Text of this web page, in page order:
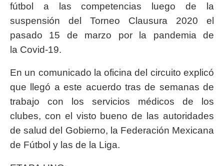
fútbol a las competencias luego de la
suspensión del Torneo Clausura 2020 el
pasado 15 de marzo por la pandemia de
la Covid-19.
En un comunicado la oficina del circuito explicó
que llegó a este acuerdo tras de semanas de
trabajo con los servicios médicos de los
clubes, con el visto bueno de las autoridades
de salud del Gobierno, la Federación Mexicana
de Fútbol y las de la Liga.